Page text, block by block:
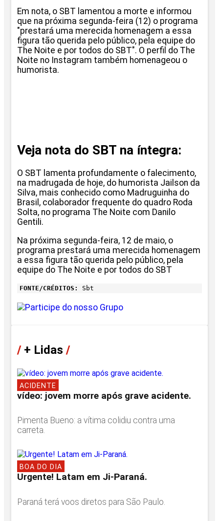
Em nota, o SBT lamentou a morte e informou
que na próxima segunda-feira (12) o programa
"prestará uma merecida homenagem a essa
figura tão querida pelo público, pela equipe do
The Noite e por todos do SBT". O perfil do The
Noite no Instagram também homenageou o
humorista.
Veja nota do SBT na íntegra:
O SBT lamenta profundamente o falecimento,
na madrugada de hoje, do humorista Jailson da
Silva, mais conhecido como Madruguinha do
Brasil, colaborador frequente do quadro Roda
Solta, no programa The Noite com Danilo
Gentili.
Na próxima segunda-feira, 12 de maio, o
programa prestará uma merecida homenagem
a essa figura tão querida pelo público, pela
equipe do The Noite e por todos do SBT
FONTE/CRÉDITOS: Sbt
/+ Lidas /
ACIDENTE
vídeo: jovem morre após grave acidente.
Pimenta Bueno: a vítima colidiu contra uma
carreta.
BOA DO DIA
Urgente! Latam em Ji-Paraná.
Paraná terá voos diretos para São Paulo.